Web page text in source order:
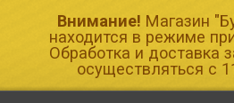
Внимание! Магазин
находится в режиме
Обработка и доставка
осуществляться с